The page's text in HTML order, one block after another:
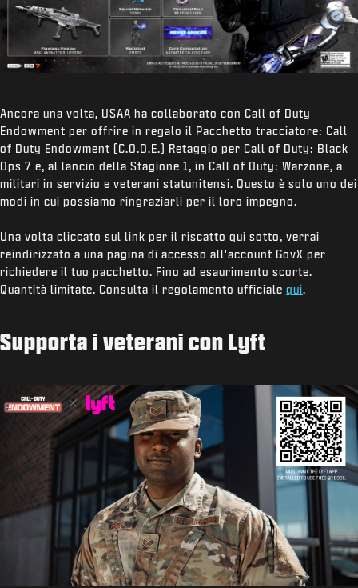
Ancora una volta, USAA ha collaborato con Call of Duty
Endowment per offrire in regalo il Pacchetto tracciatore: Call
of Duty Endowment (C.O.D.E.) Retaggio per Call of Duty: Black
Ops 7 e, al lancio della Stagione 1, in Call of Duty: Warzone, a
militari in servizio e veterani statunitensi. Questo è solo uno dei
modi in cui possiamo ringraziarli per il loro impegno.
Una volta cliccato sul link per il riscatto qui sotto, verrai
reindirizzato a una pagina di accesso all'account GovX per
richiedere il tuo pacchetto. Fino ad esaurimento scorte.
Quantità limitate. Consulta il regolamento ufficiale qui.
Supporta i veterani con Lyft